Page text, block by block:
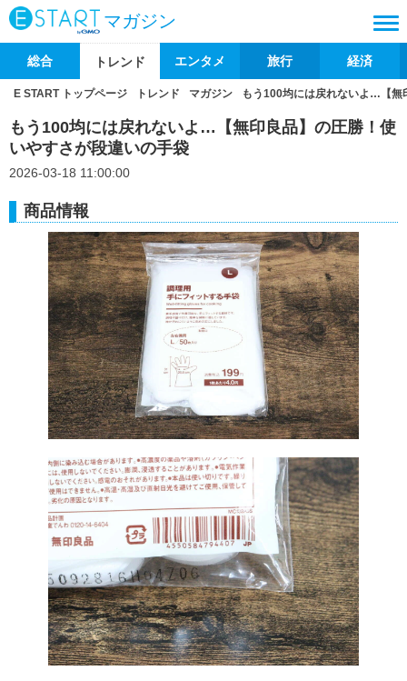
マガジン
総合 トレンド エンタメ 旅行 経済
E START トップページ トレンド マガジン もう100均には戻れないよ…【無
もう100均には戻れないよ…【無印良品】の圧勝！使
いやすさが段違いの手袋
2026-03-18 11:00:00
商品情報